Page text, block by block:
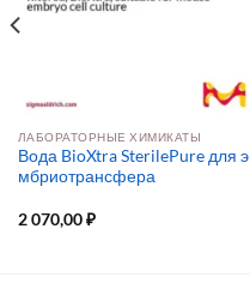
ЛАБОРАТОРНЫЕ ХИМИКАТЫ
Вода BioXtra SterilePure для э
мбриотрансфера
2 070,00₽